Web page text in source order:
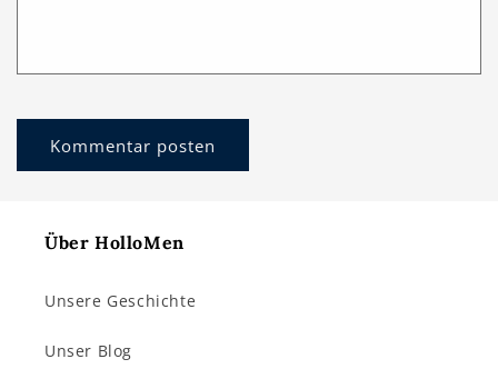
Über HolloMen
Unsere Geschichte
Unser Blog